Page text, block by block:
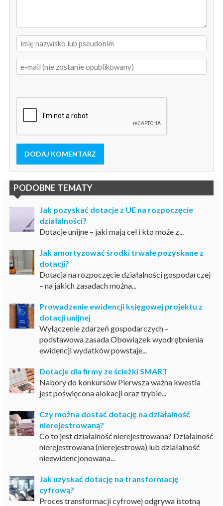
DODAJ KOMENTARZ
PODOBNE TEMATY
Jak pozyskać dotacje z UE na rozpoczęcie
działalności?
Dotacje unijne – jaki mają cel i kto może z...
Jak amortyzować środki trwałe pozyskane z
dotacji?
Dotacja na rozpoczęcie działalności gospodarczej
– na jakich zasadach można...
Prowadzenie ewidencji księgowej projektu z
dotacji unijnej
Wyłączenie zdarzeń gospodarczych –
podstawowa zasada Obowiązek wyodrębnienia
ewidencji wydatków powstaje...
Dotacje dla firmy ze ścieżki SMART
Nabory do konkursów Pierwsza ważna kwestia
jest poświęcona alokacji oraz trybie...
Czy można dostać dotację na działalność
nierejestrowaną?
Co to jest działalność nierejestrowana? Działalność
nierejestrowana (nierejestrowa) lub działalność
nieewidencjonowana...
Jak uzyskać dotację na transformację
cyfrową?
Proces transformacji cyfrowej odgrywa istotną